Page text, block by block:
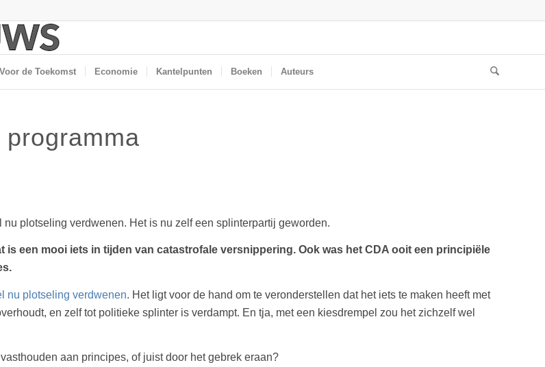
Voor de Toekomst Economie Kantelpunten Boeken Auteurs
plotseling verdwenen. Het is nu zelf een splinterpartij geworden.
is een mooi iets in tijden van catastrofale versnippering. Ook was het CDA ooit een principiële
nu plotseling verdwenen. Het ligt voor de hand om te veronderstellen dat het iets te maken heeft met
en zelf tot politieke splinter is verdampt. En tja, met een kiesdrempel zou het zichzelf wel
aan principes, of juist door het gebrek eraan?